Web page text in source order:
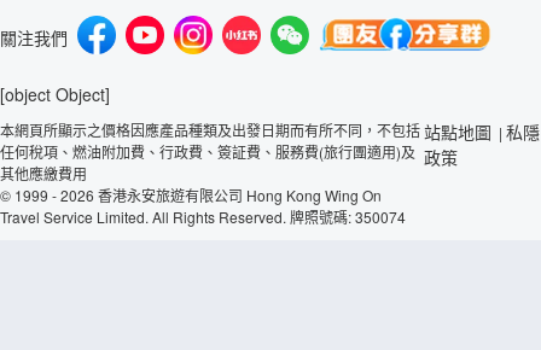
關注我們
[object Object]
本網頁所顯示之價格因應產品種類及出發日期而有所不同，不包括
任何稅項、燃油附加費、行政費、簽証費、服務費(旅行團適用)及
其他應繳費用
© 1999 - 2026 香港永安旅遊有限公司 Hong Kong Wing On
Travel Service Limited. All Rights Reserved. 牌照號碼: 350074
站點地圖 | 私隱
政策